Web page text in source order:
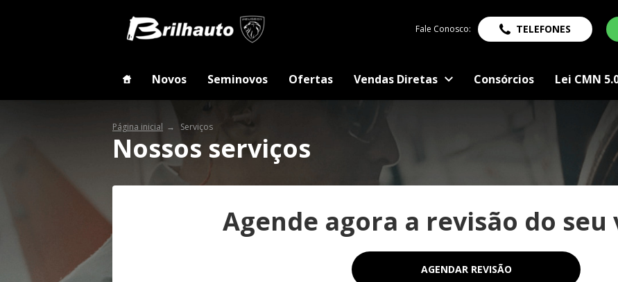
Fale Conosco: TELEFONES
Novos Seminovos Ofertas Vendas Diretas Consórcios Lei CMN
Página inicial Serviços
Nossos serviços
Agende agora a revisão do seu
AGENDAR REVISÃO